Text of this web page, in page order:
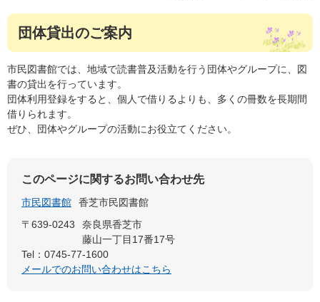
団体貸出のご案内
市民図書館では、地域で読書普及活動を行う団体やグループに、図
書の貸出を行っています。
団体利用登録をすると、個人で借りるよりも、多くの冊数を長期間
借りられます。
ぜひ、団体やグループの活動にお役立てください。
このページに関するお問い合わせ先
市民図書館
香芝市民図書館
〒639-0243
奈良県香芝市
藤山一丁目17番17号
Tel：0745-77-1600
メールでのお問い合わせはこちら